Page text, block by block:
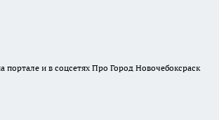
портале и в соцсетях Про Город Новочебоксраск